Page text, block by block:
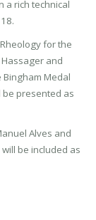
a rich technical
for the
and
Medal
presented as
Alves and
be included as